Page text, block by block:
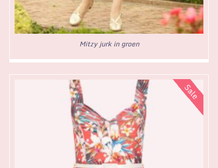
Mitzy jurk in groen